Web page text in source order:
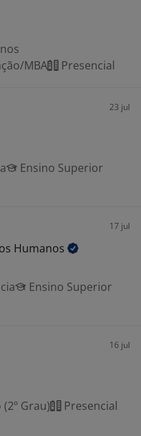
MBA
Presencial
23 jul
Ensino Superior
17 jul
Humanos
Ensino Superior
16 jul
Grau)
Presencial